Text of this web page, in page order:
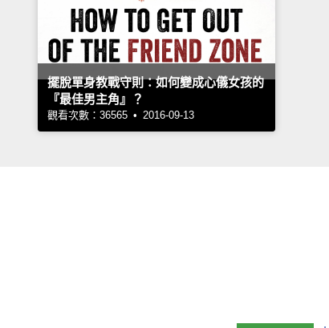
擺脫單身教戰守則：如何變成心儀女孩的
『最佳男主角』？
觀看次數：36565 • 2016-09-13